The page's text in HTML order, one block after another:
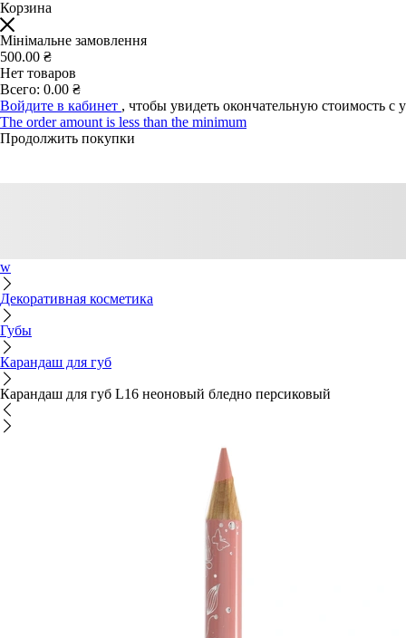
Корзина
Мінімальне замовлення
500.00 ₴
Нет товаров
Всего: 0.00 ₴
Войдите в кабинет , чтобы увидеть окончательную стоимость с
The order amount is less than the minimum
Продолжить покупки
w
Декоративная косметика
Губы
Карандаш для губ
Карандаш для губ L16 неоновый бледно персиковый